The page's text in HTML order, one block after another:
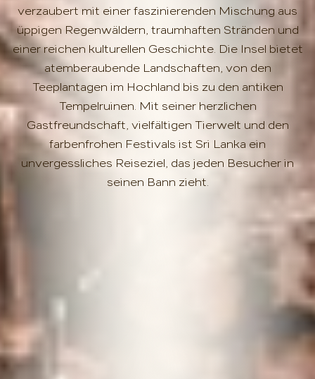
verzaubert mit einer faszinierenden Mischung aus
üppigen Regenwäldern, traumhaften Stränden und
einer reichen kulturellen Geschichte. Die Insel bietet
atemberaubende Landschaften, von den
Teeplantagen im Hochland bis zu den antiken
Tempelruinen. Mit seiner herzlichen
Gastfreundschaft, vielfältigen Tierwelt und den
farbenfrohen Festivals ist Sri Lanka ein
unvergessliches Reiseziel, das jeden Besucher in
seinen Bann zieht.